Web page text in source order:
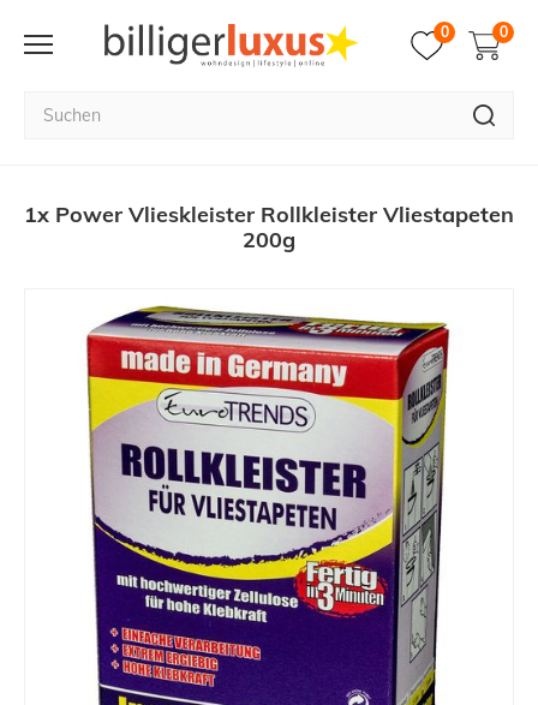
0 0
1x Power Vlieskleister Rollkleister Vliestapeten
200g